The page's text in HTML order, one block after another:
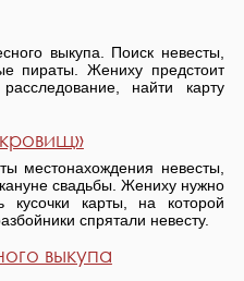
выкупа. Поиск невесты,
пираты. Жениху предстоит
найти карту
местонахождения невесты,
свадьбы. Жениху нужно
кусочки карты, на которой
спрятали невесту.
выкупа